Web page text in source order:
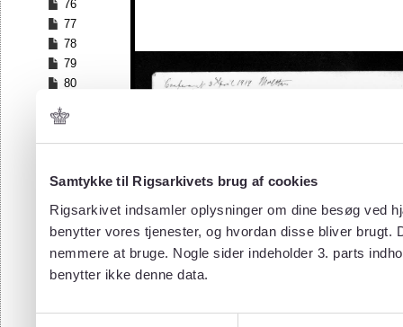
Samtykke til Rigsarkivets brug af cookies
Rigsarkivet indsamler oplysninger om dine besøg ved
benytter vores tjenester, og hvordan disse bliver
nemmere at bruge. Nogle sider indeholder 3. parts
benytter ikke denne data.
76
77
78
79
80
82
83
85
87
88
89
90